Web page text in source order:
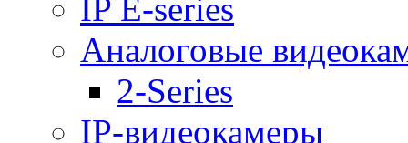
IP E-series
Аналоговые
2-Series
IP-видеокамеры